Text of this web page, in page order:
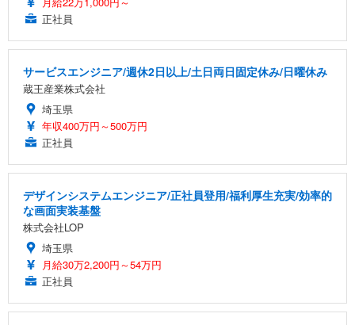
正社員
サービスエンジニア/週休2日以上/土日両日固定休み/日曜休み
蔵王産業株式会社
埼玉県
年収400万円～500万円
正社員
デザインシステムエンジニア/正社員登用/福利厚生充実/効率的
な画面実装基盤
株式会社LOP
埼玉県
月給30万2,200円～54万円
正社員